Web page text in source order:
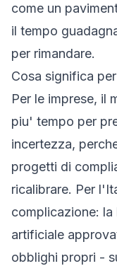
come un
il tempo
per rimandare.
Cosa significa
Per le imprese, il
piu' tempo per
incertezza,
progetti di
ricalibrare. Per
complicazione:
artificiale
obblighi propri -